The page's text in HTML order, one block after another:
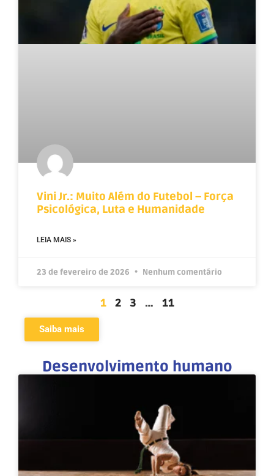
Vini Jr.: Muito Além do Futebol – Força
Psicológica, Luta e Humanidade
LEIA MAIS »
23 de fevereiro de 2026 Nenhum comentário
1 2 3 … 11
Saiba mais
Desenvolvimento humano